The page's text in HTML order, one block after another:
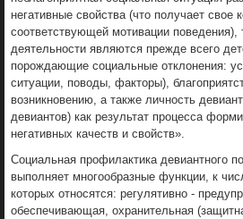
негативные свойства (что получает свое
соответствующей мотивации поведения),
деятельности являются прежде всего
порождающие социальные отклонения:
ситуации, поводы, факторы),
возникновению, а также личность
девиантов) как результат процесса
негативных качеств и свойств».
Социальная профилактика девиантного
выполняет многообразные функции, к
которых относятся: регулятивно -
обеспечивающая, охранительная